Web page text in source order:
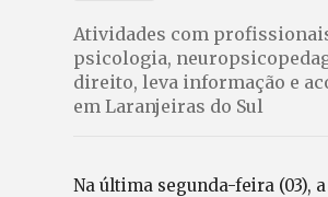
Atividades com
psicologia,
direito, leva informação e
em Laranjeiras do Sul
Na última segunda-feira (03), a